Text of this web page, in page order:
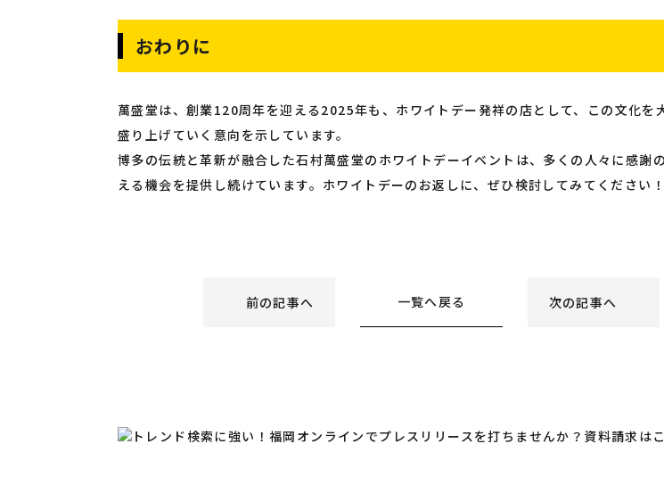
おわりに
萬盛堂は、創業120周年を迎える2025年も、ホワイトデー発祥の店として、この文化を
盛り上げていく意向を示しています。
博多の伝統と革新が融合した石村萬盛堂のホワイトデーイベントは、多くの人々に感謝
える機会を提供し続けています。ホワイトデーのお返しに、ぜひ検討してみてください！
前の記事へ 一覧へ戻る 次の記事へ